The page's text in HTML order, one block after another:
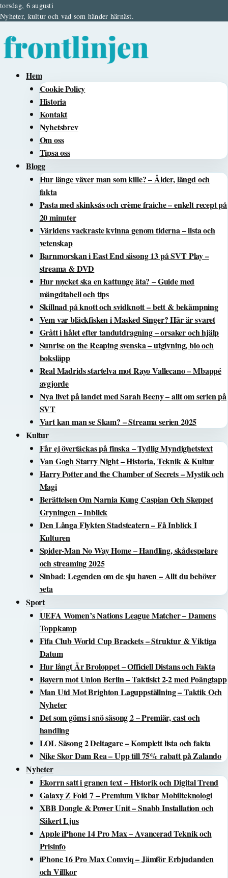
torsdag, 6 augusti
Nyheter, kultur och vad som händer härnäst.
Hem
Cookie Policy
Historia
Kontakt
Nyhetsbrev
Om oss
Tipsa oss
Blogg
Hur länge växer man som kille? – Ålder, längd och
fakta
Pasta med skinksås och crème fraiche – enkelt recept på
20 minuter
Världens vackraste kvinna genom tiderna – lista och
vetenskap
Barnmorskan i East End säsong 13 på SVT Play –
streama & DVD
Hur mycket ska en kattunge äta? – Guide med
mängdtabell och tips
Skillnad på knott och svidknott – bett & bekämpning
Vem var bläckfisken i Masked Singer? Här är svaret
Grått i hålet efter tandutdragning – orsaker och hjälp
Sunrise on the Reaping svenska – utgivning, bio och
boksläpp
Real Madrids startelva mot Rayo Vallecano – Mbappé
avgjorde
Nya livet på landet med Sarah Beeny – allt om serien på
SVT
Vart kan man se Skam? – Streama serien 2025
Kultur
Får ej övertäckas på finska – Tydlig Myndighetstext
Van Gogh Starry Night – Historia, Teknik & Kultur
Harry Potter and the Chamber of Secrets – Mystik och
Magi
Berättelsen Om Narnia Kung Caspian Och Skeppet
Gryningen – Inblick
Den Långa Flykten Stadsteatern – Få Inblick I
Kulturen
Spider-Man No Way Home – Handling, skådespelare
och streaming 2025
Sinbad: Legenden om de sju haven – Allt du behöver
veta
Sport
UEFA Women’s Nations League Matcher – Damens
Toppkamp
Fifa Club World Cup Brackets – Struktur & Viktiga
Datum
Hur långt Är Broloppet – Officiell Distans och Fakta
Bayern mot Union Berlin – Taktiskt 2-2 med Poängtapp
Man Utd Mot Brighton Laguppställning – Taktik Och
Nyheter
Det som göms i snö säsong 2 – Premiär, cast och
handling
LOL Säsong 2 Deltagare – Komplett lista och fakta
Nike Skor Dam Rea – Upp till 75% rabatt på Zalando
Nyheter
Ekorrn satt i granen text – Historik och Digital Trend
Galaxy Z Fold 7 – Premium Vikbar Mobilteknologi
XBB Dongle & Power Unit – Snabb Installation och
Säkert Ljus
Apple iPhone 14 Pro Max – Avancerad Teknik och
Prisinfo
iPhone 16 Pro Max Comviq – Jämför Erbjudanden
och Villkor